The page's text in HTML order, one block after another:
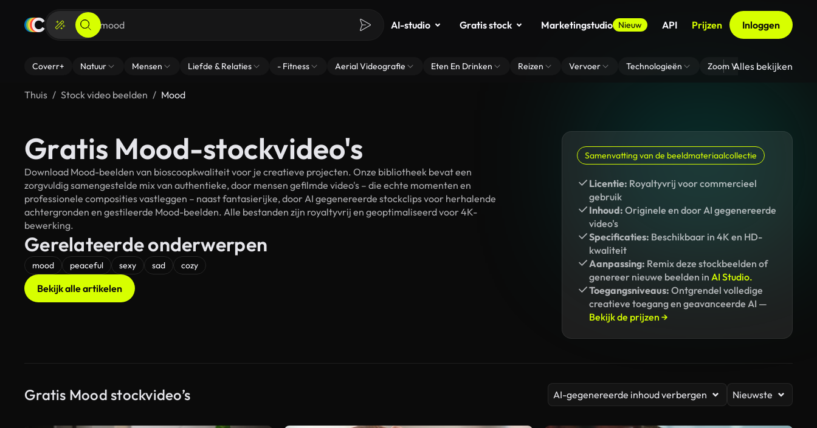
AI-studio Gratis stock Marketingstudio Nieuw API Prijzen Inloggen
Coverr+ Natuur Mensen Liefde & Relaties - Fitness Aerial Videografie Eten En Drinken Reizen Vervoer Technologieën Zoom Virtuele
Alles bekijken
Thuis Stock video beelden Mood
Gratis Mood-stockvideo's
Download Mood-beelden van bioscoopkwaliteit voor je creatieve projecten. Onze bibliotheek bevat een
zorgvuldig samengestelde mix van authentieke, door mensen gefilmde video's – die echte momenten en
professionele composities vastleggen – naast fantasierijke, door AI gegenereerde stockclips voor herhalende
achtergronden en gestileerde Mood-beelden. Alle bestanden zijn royaltyvrij en geoptimaliseerd voor 4K-
bewerking.
Gerelateerde onderwerpen
mood peaceful sexy sad cozy
Bekijk alle artikelen
Samenvatting van de beeldmateriaalcollectie
Licentie: Royaltyvrij voor commercieel
gebruik
Inhoud: Originele en door AI gegenereerde
video's
Specificaties: Beschikbaar in 4K en HD-
kwaliteit
Aanpassing: Remix deze stockbeelden of
genereer nieuwe beelden in AI Studio.
Toegangsniveaus: Ontgrendel volledige
creatieve toegang en geavanceerde AI —
Bekijk de prijzen →
Gratis Mood stockvideo’s AI-gegenereerde inhoud verbergen Nieuwste